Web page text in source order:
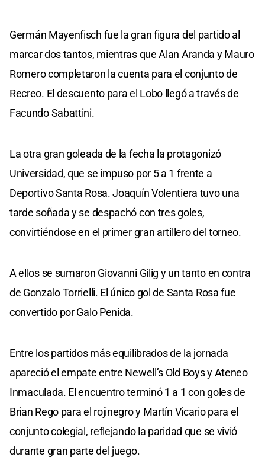
Germán Mayenfisch fue la gran figura del partido al
marcar dos tantos, mientras que Alan Aranda y Mauro
Romero completaron la cuenta para el conjunto de
Recreo. El descuento para el Lobo llegó a través de
Facundo Sabattini.
La otra gran goleada de la fecha la protagonizó
Universidad, que se impuso por 5 a 1 frente a
Deportivo Santa Rosa. Joaquín Volentiera tuvo una
tarde soñada y se despachó con tres goles,
convirtiéndose en el primer gran artillero del torneo.
A ellos se sumaron Giovanni Gilig y un tanto en contra
de Gonzalo Torrielli. El único gol de Santa Rosa fue
convertido por Galo Penida.
Entre los partidos más equilibrados de la jornada
apareció el empate entre Newell’s Old Boys y Ateneo
Inmaculada. El encuentro terminó 1 a 1 con goles de
Brian Rego para el rojinegro y Martín Vicario para el
conjunto colegial, reflejando la paridad que se vivió
durante gran parte del juego.